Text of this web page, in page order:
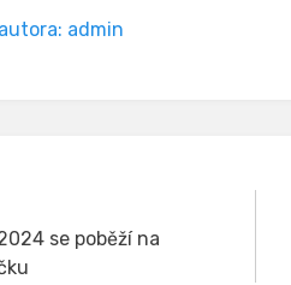
admin
se poběží na